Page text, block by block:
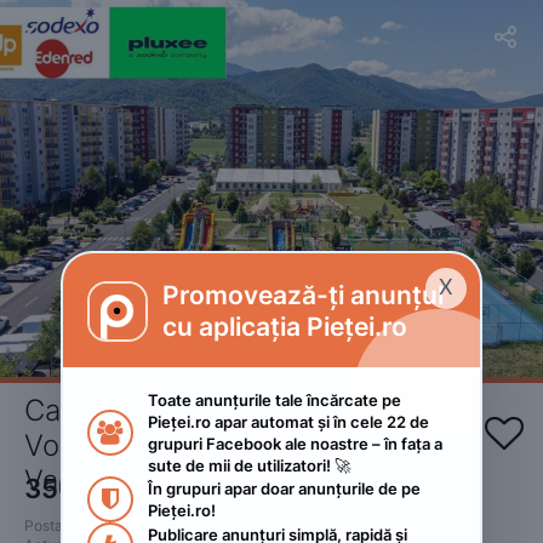
 
Cazare Brasov
Vouchere/Tichete/Card de
Vacanta

350 RON
• Negociabil
Postat
2026. februarie 20.
X
Promovează-ți anunțul
cu aplicația Pieței.ro

Toate anunțurile tale încărcate pe
Pieței.ro apar automat și în cele 22 de
grupuri Facebook ale noastre – în fața a
sute de mii de utilizatori! 🚀

În grupuri apar doar anunțurile de pe
Pieței.ro!
Publicare anunțuri simplă, rapidă și